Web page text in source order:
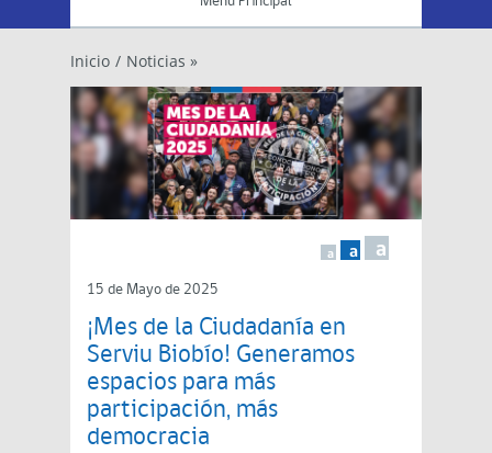
Inicio / Noticias »
a a a
15 de Mayo de 2025
¡Mes de la Ciudadanía en
Serviu Biobío! Generamos
espacios para más
participación, más
democracia